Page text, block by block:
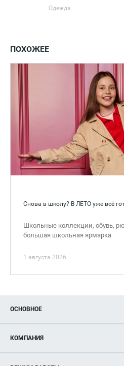
Одежда
ПОХОЖЕЕ
Снова в школу? В ЛЕТО уже всё
Школьные коллекции, обувь,
большая школьная ярмарка
1 августа 2026
ОСНОВНОЕ
Новости
Магазины
Услуги
КОМПАНИЯ